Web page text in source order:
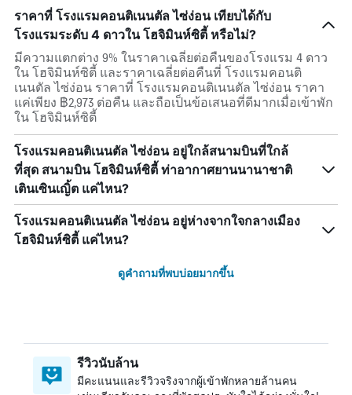
ราคาที่ โรงแรมคอนติเนนตัล ไซ่ง่อน เทียบได้กับ
โรงแรมระดับ 4 ดาวใน โฮจิมินห์ซิตี้ หรือไม่?
มีความแตกต่าง 9% ในราคาเฉลี่ยต่อคืนของโรงแรม 4 ดาว
ใน โฮจิมินห์ซิตี้ และราคาเฉลี่ยต่อคืนที่ โรงแรมคอนติ
เนนตัล ไซ่ง่อน ราคาที่ โรงแรมคอนติเนนตัล ไซ่ง่อน ราคา
แค่เพียง ฿2,973 ต่อคืน และถือเป็นข้อเสนอที่ดีมากเมื่อเข้าพัก
ใน โฮจิมินห์ซิตี้
โรงแรมคอนติเนนตัล ไซ่ง่อน อยู่ใกล้สนามบินที่ใกล้
ที่สุด สนามบิน โฮจิมินห์ซิตี้ ท่าอากาศยานนานาชาติ
เตินเซินเญิ้ต แค่ไหน?
โรงแรมคอนติเนนตัล ไซ่ง่อน อยู่ห่างจากใจกลางเมือง
โฮจิมินห์ซิตี้ แค่ไหน?
ดูคำถามที่พบบ่อยมากขึ้น
รีวิวนับล้าน
มีคะแนนและรีวิวจริงจากผู้เข้าพักหลายล้านคน